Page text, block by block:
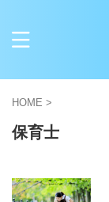
HOME >
保育士